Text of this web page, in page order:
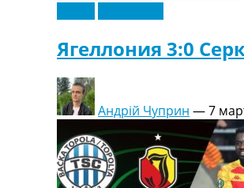
Ягеллония 3:0
Андрій Чуприн —7